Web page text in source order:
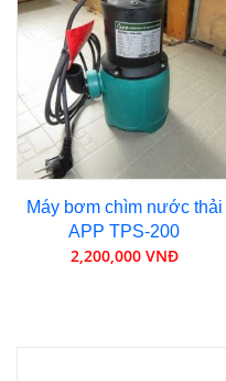
Máy bơm chìm nước thải
APP TPS-200
2,200,000 VNĐ